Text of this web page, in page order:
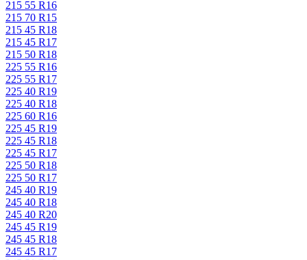
215 55 R16
215 70 R15
215 45 R18
215 45 R17
215 50 R18
225 55 R16
225 55 R17
225 40 R19
225 40 R18
225 60 R16
225 45 R19
225 45 R18
225 45 R17
225 50 R18
225 50 R17
245 40 R19
245 40 R18
245 40 R20
245 45 R19
245 45 R18
245 45 R17